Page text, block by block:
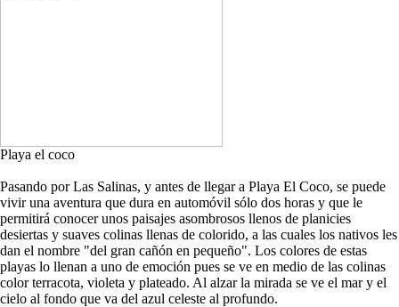
Playa el coco
Pasando por Las Salinas, y antes de llegar a Playa El Coco, se puede
vivir una aventura que dura en automóvil sólo dos horas y que le
permitirá conocer unos paisajes asombrosos llenos de planicies
desiertas y suaves colinas llenas de colorido, a las cuales los nativos les
dan el nombre "del gran cañón en pequeño". Los colores de estas
playas lo llenan a uno de emoción pues se ve en medio de las colinas
color terracota, violeta y plateado. Al alzar la mirada se ve el mar y el
cielo al fondo que va del azul celeste al profundo.